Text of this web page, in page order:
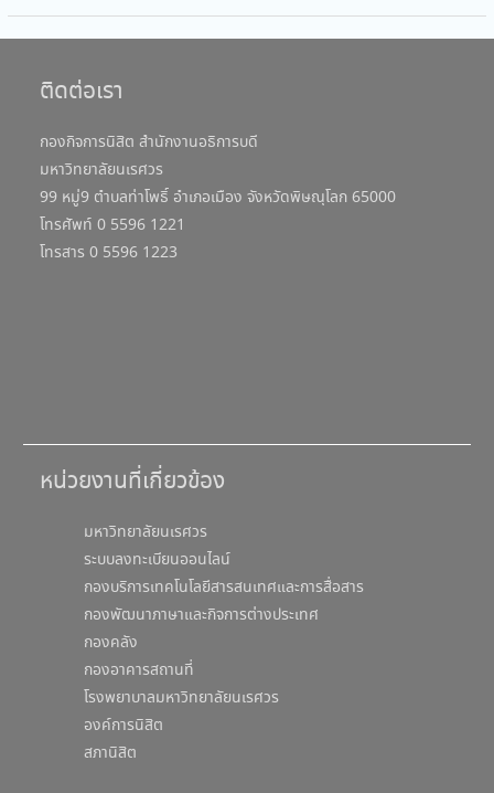
ติดต่อเรา
กองกิจการนิสิต สำนักงานอธิการบดี
มหาวิทยาลัยนเรศวร
99 หมู่9 ตำบลท่าโพธิ์ อำเภอเมือง จังหวัดพิษณุโลก 65000
โทรศัพท์ 0 5596 1221
โทรสาร 0 5596 1223
หน่วยงานที่เกี่ยวข้อง
มหาวิทยาลัยนเรศวร
ระบบลงทะเบียนออนไลน์
กองบริการเทคโนโลยีสารสนเทศและการสื่อสาร
กองพัฒนาภาษาและกิจการต่างประเทศ
กองคลัง
กองอาคารสถานที่
โรงพยาบาลมหาวิทยาลัยนเรศวร
องค์การนิสิต
สภานิสิต